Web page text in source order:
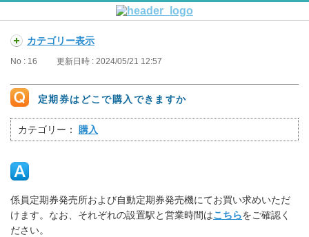
カテゴリー表示
No : 16 更新日時 : 2024/05/21 12:57
定期券はどこで購入できますか
カテゴリー： 購入
係員定期券発売所および自動定期券発売機にてお買い求めいただ
けます。なお、それぞれの設置駅と営業時間はこちらをご確認く
ださい。